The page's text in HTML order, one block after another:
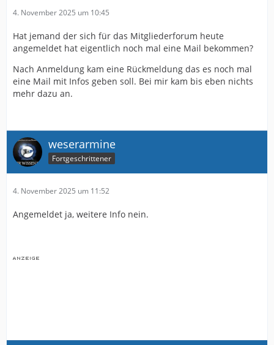
4. November 2025 um 10:45
Hat jemand der sich für das Mitgliederforum heute
angemeldet hat eigentlich noch mal eine Mail bekommen?
Nach Anmeldung kam eine Rückmeldung das es noch mal
eine Mail mit Infos geben soll. Bei mir kam bis eben nichts
mehr dazu an.
weserarmine
Fortgeschrittener
4. November 2025 um 11:52
Angemeldet ja, weitere Info nein.